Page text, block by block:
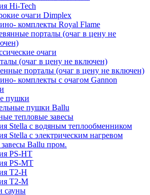
Hi-Tech
очаги Dimplex
комплекты Royal Flame
порталы (очаг в цену не
очаги
(очаг в цену не включен)
порталы (очаг в цену не включен)
комплекты с очагом Gannon
пушки
пушки Ballu
тепловые завесы
Stella с водяным теплообменником
Stella с электрическим нагревом
Ballu пром.
PS-HT
PS-MT
T2-H
T2-M
сауны